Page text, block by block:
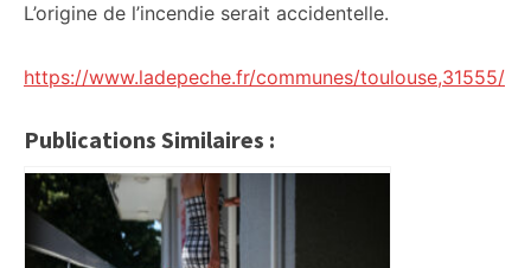
L’origine de l’incendie serait accidentelle.
https://www.ladepeche.fr/communes/toulouse,31555/
Publications Similaires :